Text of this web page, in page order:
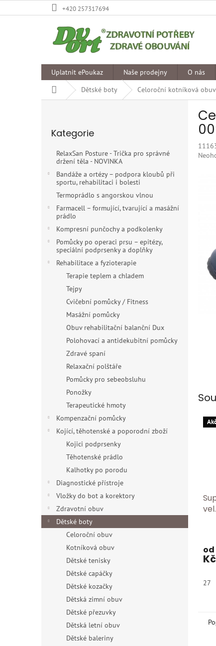
na
+420 257317694
Uplatnit ePoukaz Naše prodejny O nás
Domů
Dětské boty Celoroční kotníková
kategorie
Kategorie
RelaxSan Posture - Trička pro správné
držení těla - NOVINKA
Bandáže a ortézy – podpora kloubů při
sportu, rehabilitaci i bolesti
Termoprádlo s angorskou vlnou
Farmacell – formující, tvarující a masážní
prádlo
Kompresní punčochy a podkolenky
Pomůcky po operaci prsu – epitézy,
speciální podprsenky a doplňky
Rehabilitace a fyzioterapie
Terapie teplem a chladem
Tejpy
Cvičební pomůcky / Fitness
Masážní pomůcky
Obuv rehabilitační balanční Dux
Polohovací a antidekubitní pomůcky
Zdravé spaní
Relaxační polštáře
Pomůcky pro sebeobsluhu
Ponožky
Terapeutické hmoty
Kompenzační pomůcky
Kojící, těhotenské a poporodní zboží
Kojici podprsenky
Těhotenské prádlo
Kalhotky po porodu
Diagnostické přístroje
Vložky do bot a korektory
Zdravotní obuv
Dětské boty
Celoroční obuv
Kotníková obuv
Dětské tenisky
Dětské capáčky
Dětské kozačky
Dětská zimní obuv
Dětské přezuvky
Dětská letní obuv
Dětské baleriny
od
Kč
27